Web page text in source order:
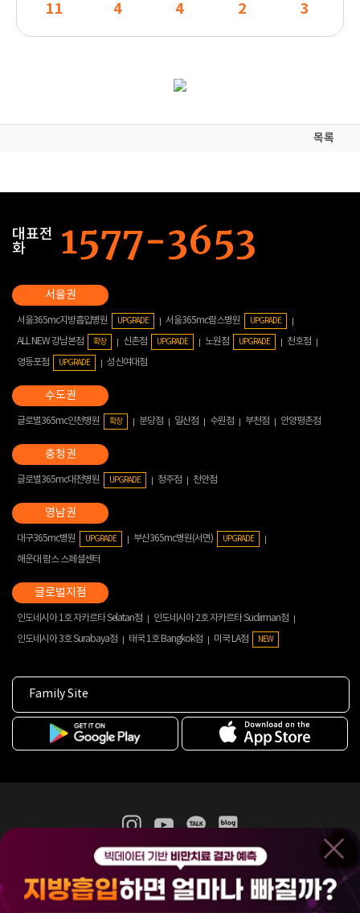
11 4 4 2 3
목록
대표전
화
서울365mc지방흡입병원 UPGRADE 서울365mc람스병원 UPGRADE
ALL NEW 강남본점 확장 신촌점 UPGRADE 노원점 UPGRADE
천호점
영등포점
UPGRADE 성신여대점
글로벌365mc인천병원 확장 분당점 일산점 수원점 부천점 안양평촌점
글로벌365mc대전병원 UPGRADE 청주점 천안점
대구365mc병원 UPGRADE 부산365mc병원(서면) UPGRADE
해운대 람스 스페셜센터
인도네시아 1호 자카르타 Selatan점
인도네시아 2호 자카르타 Sudirman점
인도네시아 3호 Surabaya점
태국 1호 Bangkok점 미국 LA점 NEW
Family Site
365mc 병·의원 이용약관
홈페이지 이용약관
비급여진료수가
(주)365mcㅣ서울특별시 서초구 서초대로52길 7, 3~4층(서초동, 제일빌딩)